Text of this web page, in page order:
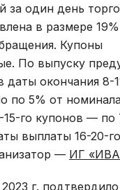
за один день
в размере
Купоны
По выпуску
даты окончания 8-
по 5% от
15-го купонов — по
выплаты 16-20-
— ИГ «ИВА
г.